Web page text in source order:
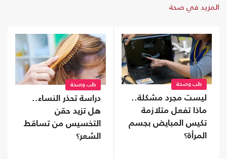
المزيد في صحة
طب وصحة
ليست مجرد مشكلة..
ماذا تفعل متلازمة
تكيس المبايض بجسم
المرأة؟
طب وصحة
دراسة تحذر النساء..
هل تزيد حقن
التخسيس من تساقط
الشعر؟